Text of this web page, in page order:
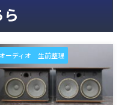
オーディオ 生前整理